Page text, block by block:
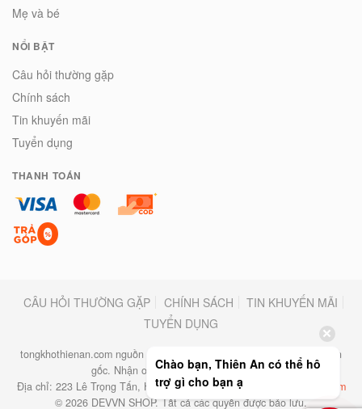
Mẹ và bé
NỔI BẬT
Câu hỏi thường gặp
Chính sách
Tin khuyến mãi
Tuyển dụng
THANH TOÁN
CÂU HỎI THƯỜNG GẶP CHÍNH SÁCH
TIN KHUYẾN MÃI
TUYỂN DỤNG
tongkhothienan.com nguồn hàng sỉ đồ mẹ và bé, sỉ đồ chơi trẻ em tận
gốc. Nhận oder hàng SLL theo yêu cầu
Địa chỉ: 223 Lê Trọng Tấn, Hà ĐôngEmail:banbuonthienan@gmail.com
© 2026 DEVVN SHOP. Tất cả các quyền được bảo lưu.
Chào bạn, Thiên An có thể hô
trợ gì cho bạn ạ